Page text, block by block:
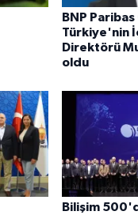
BNP
Türkiye'nin
Direktörü
oldu
Bilişim